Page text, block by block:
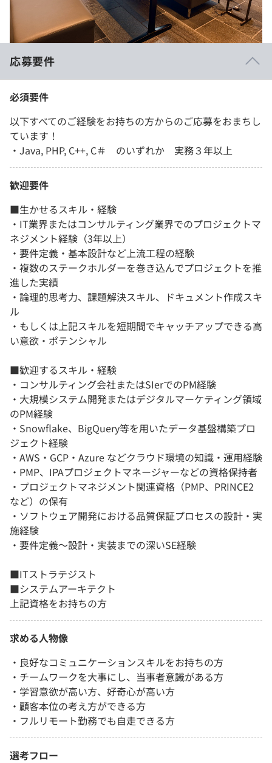
応募要件
必須要件
以下すべてのご経験をお持ちの方からのご応募をおまちし
ています！
・Java, PHP, C++, C＃ のいずれか 実務３年以上
歓迎要件
■生かせるスキル・経験
・IT業界またはコンサルティング業界でのプロジェクトマ
ネジメント経験（3年以上）
・要件定義・基本設計など上流工程の経験
・複数のステークホルダーを巻き込んでプロジェクトを推
進した実績
・論理的思考力、課題解決スキル、ドキュメント作成スキ
ル
・もしくは上記スキルを短期間でキャッチアップできる高
い意欲・ポテンシャル
■歓迎するスキル・経験
・コンサルティング会社またはSIerでのPM経験
・大規模システム開発またはデジタルマーケティング領域
のPM経験
・Snowflake、BigQuery等を用いたデータ基盤構築プロ
ジェクト経験
・AWS・GCP・Azure などクラウド環境の知識・運用経験
・PMP、IPAプロジェクトマネージャーなどの資格保持者
・プロジェクトマネジメント関連資格（PMP、PRINCE2
など）の保有
・ソフトウェア開発における品質保証プロセスの設計・実
施経験
・要件定義〜設計・実装までの深いSE経験
■ITストラテジスト
■システムアーキテクト
上記資格をお持ちの方
求める人物像
・良好なコミュニケーションスキルをお持ちの方
・チームワークを大事にし、当事者意識がある方
・学習意欲が高い方、好奇心が高い方
・顧客本位の考え方ができる方
・フルリモート勤務でも自走できる方
選考フロー